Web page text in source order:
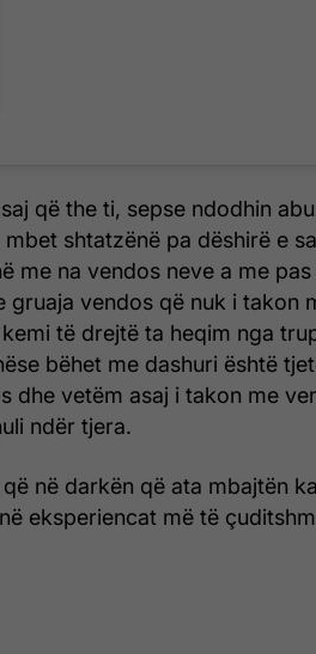
që the ti, sepse ndodhin
shtatzënë pa dëshirë e
me na vendos neve a me
gruaja vendos që nuk i takon
të drejtë ta heqim nga
bëhet me dashuri është
dhe vetëm asaj i takon me
ndër tjera.
në darkën që ata mbajtën
eksperiencat më të